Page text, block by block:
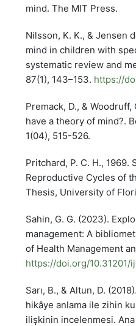
mind. The MIT Press.
Nilsson, K. K., & Jensen
mind in children with
systematic review and
87(1), 143–153. https://
Premack, D., & Woodruff,
have a theory of mind?.
1(04), 515-526.
Pritchard, P. C. H.,
Reproductive Cycles of
Thesis, University of
Sahin, G. G. (2023).
management: A
of Health Management
https://doi.org/10.31201/
Sarı, B., & Altun, D.
hikâye anlama ile zihin
ilişkinin incelenmesi.